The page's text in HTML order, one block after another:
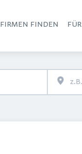
FIRMEN FINDEN